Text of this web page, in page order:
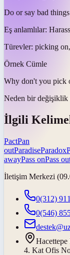
Do or say bad
Eş anlamlılar: Harass
Türevler: picking
Örnek Cümle
Why don't you pick
Neden bir değişiklik
İlgili
PactPan
outParadiseParadox
awayPass onPass
İletişim Merkezi
0(312)
0(546)
4. Kat Ofis